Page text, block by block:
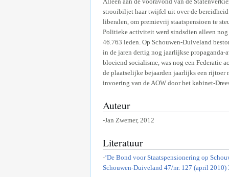
strooibiljet haar twijfel uit over de
liberalen, om premievrij staatspensioen te
Politieke activiteit werd sindsdien alleen
46.763 leden. Op Schouwen-Duiveland
in de jaren dertig nog jaarlijkse propaganda-
bloeiend socialisme, was nog een Federatie
de plaatselijke bejaarden jaarlijks een rijtoer
invoering van de AOW door het kabinet-
Auteur
-Jan Zwemer, 2012
Literatuur
-‘De Bond voor Staatspensionering op
Schouwen-Duiveland 47/nr. 127 (april 2010)